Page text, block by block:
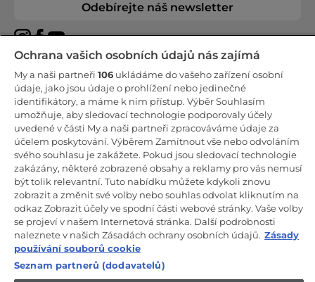
Odebírejte náš newsletter
CANDY HOOVER GROUP S.r.I. - Jediný akcionář - SÍDLO
SPOLEČNOSTI: Via Comolli, 57 - 20861 Brugherio (Monza Brianza) -
Itálie - ADMINISTRATIVNÍ KANCELÁŘE: Via Privata Eden Fumagalli
snc - 20861 Brugherio (Monza Brianza) a Via Trento č. 20/A-22 -
20871 Vimercate (Monza Brianza) - Itálie - Tel.: +39.039.2086.1 - Fax:
+39.039.2086.237 - Základní kapitál 35 000 000,00 € plně splacený -
IČ a číslo zápisu v obchodním rejstříku Milán-Monza-Brianza-Lodi
04666310158 - DIČ 00786860965 - Číslo REA (Ekonomicko-správní
rejstřík): MB-1033934 - Autorizace IT AEOF 211870 - Společnost
podléhající řídicím a koordinačním činnostem společnosti Candy
S.p.A.
CZ / Česká republika
Ochrana vašich osobních údajů nás zajímá
My a naši partneři 106 ukládáme do vašeho zařízení osobní
údaje, jako jsou údaje o prohlížení nebo jedinečné
identifikátory, a máme k nim přístup. Výběr Souhlasím
umožňuje, aby sledovací technologie podporovaly účely
uvedené v části My a naši partneři zpracováváme údaje za
účelem poskytování. Výběrem Zamítnout vše nebo odvoláním
svého souhlasu je zakážete. Pokud jsou sledovací technologie
zakázány, některé zobrazené obsahy a reklamy pro vás nemusí
být tolik relevantní. Tuto nabídku můžete kdykoli znovu
zobrazit a změnit své volby nebo souhlas odvolat kliknutím na
odkaz Zobrazit účely ve spodní části webové stránky. Vaše volby
se projeví v našem Internetová stránka. Další podrobnosti
naleznete v našich Zásadách ochrany osobních údajů. Zásady
používání souborů cookie
Seznam partnerů (dodavatelů)